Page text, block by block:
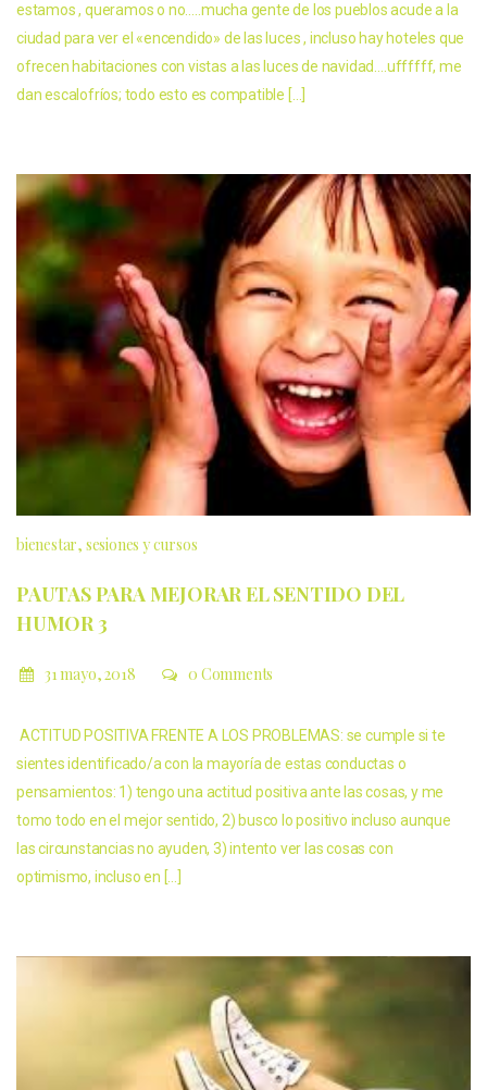
estamos , queramos o no…..mucha gente de los pueblos acude a la
ciudad para ver el «encendido» de las luces , incluso hay hoteles que
ofrecen habitaciones con vistas a las luces de navidad….uffffff, me
dan escalofríos; todo esto es compatible […]
bienestar sesiones y cursos
PAUTAS PARA MEJORAR EL SENTIDO DEL
HUMOR 3
31 mayo, 2018 0 Comments
ACTITUD POSITIVA FRENTE A LOS PROBLEMAS: se cumple si te
sientes identificado/a con la mayoría de estas conductas o
pensamientos: 1) tengo una actitud positiva ante las cosas, y me
tomo todo en el mejor sentido, 2) busco lo positivo incluso aunque
las circunstancias no ayuden, 3) intento ver las cosas con
optimismo, incluso en […]